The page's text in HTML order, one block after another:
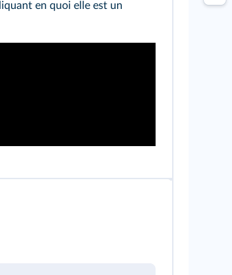
en quoi elle est un